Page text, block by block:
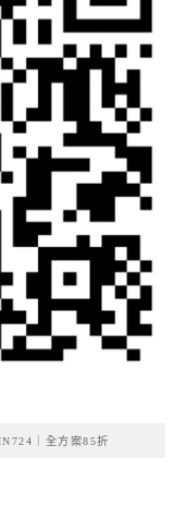
｜全方案85折